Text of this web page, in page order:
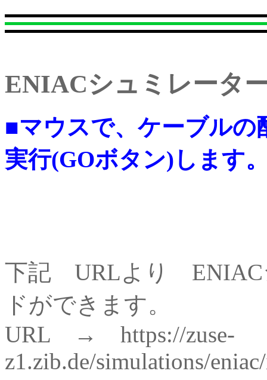
ENIACシュミレータ
■マウスで、ケーブルの
実行(GOボタン)します
下記 URLより ENIAC
ドができます。
URL → https://zuse-
z1.zib.de/simulations/